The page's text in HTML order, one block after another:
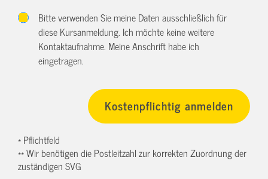
Bitte verwenden Sie meine Daten ausschließlich für
diese Kursanmeldung. Ich möchte keine weitere
Kontaktaufnahme. Meine Anschrift habe ich
eingetragen.
* Pflichtfeld
** Wir benötigen die Postleitzahl zur korrekten Zuordnung der
zuständigen SVG